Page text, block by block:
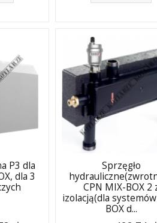
P3 dla
dla 3
Sprzęgło
CPN MIX-BOX 2
izolacją(dla
BOX d...